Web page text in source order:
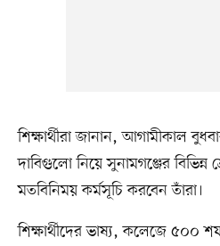
শিক্ষার্থীরা জানান, আগামীকাল
দাবিগুলো নিয়ে সুনামগঞ্জের বিভিন্ন
মতবিনিময় কর্মসূচি করবেন তাঁরা।
শিক্ষার্থীদের ভাষ্য, কলেজে ৫০০